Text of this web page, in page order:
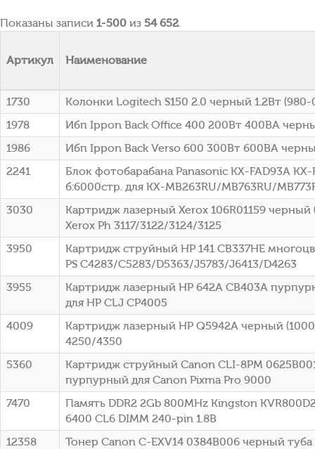
Показаны записи 1-500 из 54 652.
Артикул Наименование
1730
Колонки Logitech S150 2.0 черный 1.2Вт
1978
Ибп Ippon Back Office 400 200Вт 400ВА
1986
Ибп Ippon Back Verso 600 300Вт 600ВА
2241
Блок фотобарабана Panasonic KX-FAD93A KX-
б:6000стр. для KX-MB263RU/MB763RU/
3030
Картридж лазерный Xerox 106R01159 черный
Xerox Ph 3117/3122/3124/3125
3950
Картридж струйный HP 141 CB337HE
PS C4283/C5283/D5363/J5783/J6413/D4263
3955
Картридж лазерный HP 642A CB403A
для HP CLJ CP4005
4009
Картридж лазерный HP Q5942A черный
4250/4350
5360
Картридж струйный Canon CLI-8PM
пурпурный для Canon Pixma Pro 9000
7470
Память DDR2 2Gb 800MHz Kingston
6400 CL6 DIMM 240-pin 1.8В
12358
Тонер Canon C-EXV14 0384B006 черный